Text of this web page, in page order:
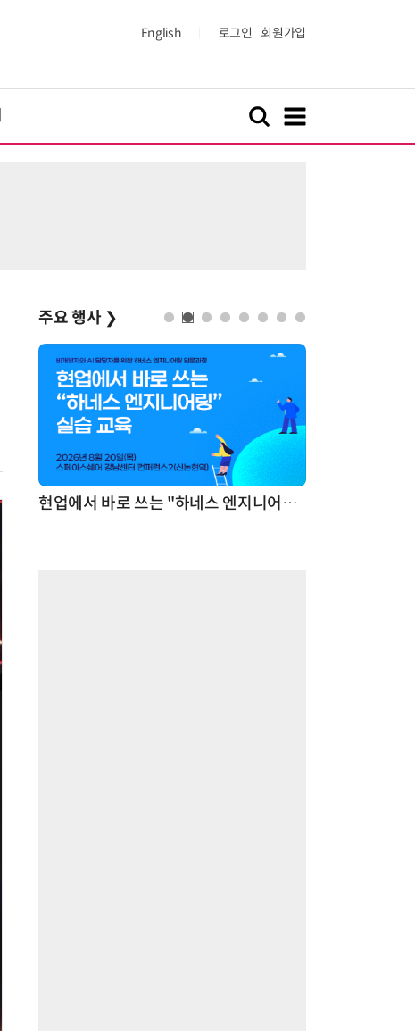
English 로그인 회원가입
주요 행사 ❯
현업에서 바로 쓰는 "하네스 엔지니어링" 실습 교육